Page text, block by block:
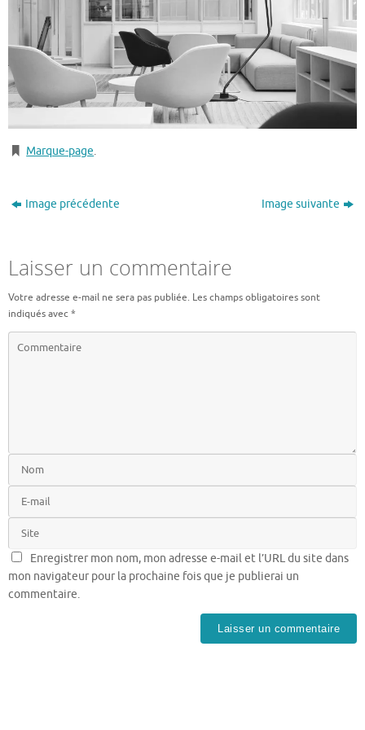
Marque-page.
Image précédente Image suivante
Laisser un commentaire
Votre adresse e-mail ne sera pas publiée. Les champs obligatoires sont
indiqués avec*
Enregistrer mon nom, mon adresse e-mail et l’URL du site dans
mon navigateur pour la prochaine fois que je publierai un
commentaire.